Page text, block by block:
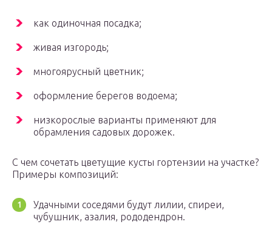
как одиночная посадка;
живая изгородь;
многоярусный цветник;
оформление берегов водоема;
низкорослые варианты применяют для
обрамления садовых дорожек.
С чем сочетать цветущие кусты гортензии на участке?
Примеры композиций:
Удачными соседями будут лилии, спиреи,
чубушник, азалия, рододендрон.